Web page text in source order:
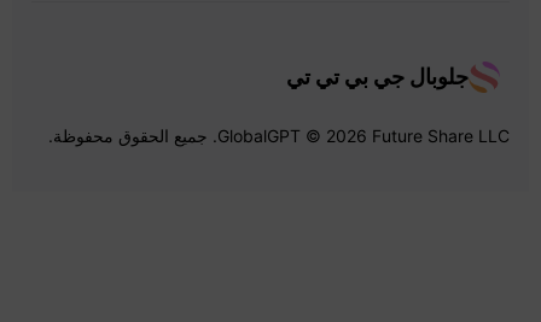
جلوبال جي بي تي تي
GlobalGPT © 2026 Future Share LLC. جميع الحقوق محفوظة.